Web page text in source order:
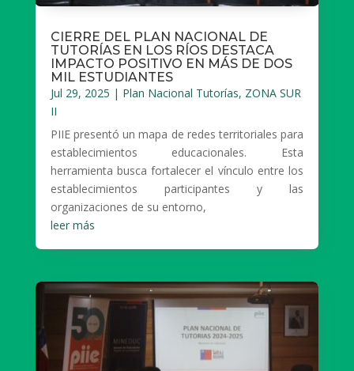
CIERRE DEL PLAN NACIONAL DE
TUTORÍAS EN LOS RÍOS DESTACA
IMPACTO POSITIVO EN MÁS DE DOS
MIL ESTUDIANTES
Jul 29, 2025 | Plan Nacional Tutorías, ZONA SUR
II
PIIE presentó un mapa de redes territoriales para
establecimientos educacionales. Esta
herramienta busca fortalecer el vínculo entre los
establecimientos participantes y las
organizaciones de su entorno,
leer más